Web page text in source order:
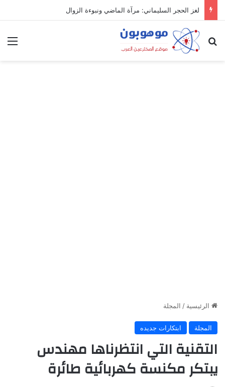
لغز الحجر السليماني: مرآة الماضي ونبوءة الزوال
بحث عن
الرئيسية / المجلة
المجلة ابتكارات جديده
التقنية التي انتظرناها مهندس
يبتكر مكنسة كهربائية طائرة